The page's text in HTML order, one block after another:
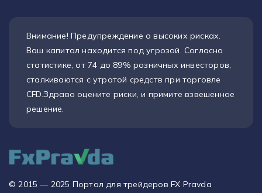
Внимание! Предупреждение о высоких рисках.
Ваш капитал находится под угрозой. Согласно
статистике, от 74 до 89% розничных инвесторов,
сталкиваются с утратой средств при торговле
CFD.Здраво оцените риски, и примите взвешенное
решение.
© 2015 — 2025 Портал для трейдеров FX Pravda